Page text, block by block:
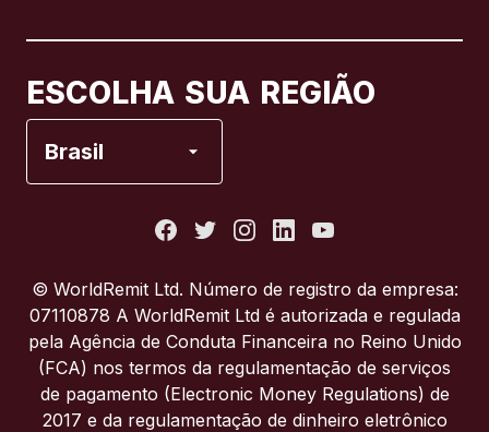
ESCOLHA SUA REGIÃO
Brasil
Itália
Portugal
© WorldRemit Ltd. Número de registro da empresa:
07110878 A WorldRemit Ltd é autorizada e regulada
pela Agência de Conduta Financeira no Reino Unido
(FCA) nos termos da regulamentação de serviços
de pagamento (Electronic Money Regulations) de
2017 e da regulamentação de dinheiro eletrônico